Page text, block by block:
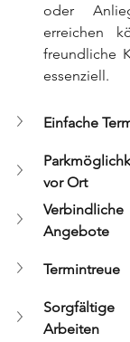
oder
erreichen
freundliche
essenziell.
Einfache
vor Ort
Angebote
Termintreue
Arbeiten